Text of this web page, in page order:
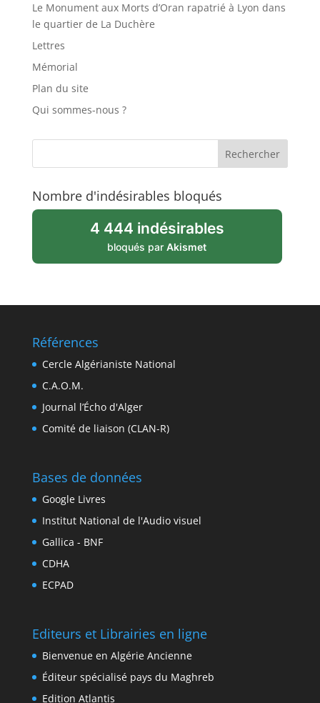
Le Monument aux Morts d’Oran rapatrié à Lyon dans
le quartier de La Duchère
Lettres
Mémorial
Plan du site
Qui sommes-nous ?
Nombre d'indésirables bloqués
4 444 indésirables
bloqués parAkismet
Références
Cercle Algérianiste National
C.A.O.M.
Journal l’Écho d'Alger
Comité de liaison (CLAN-R)
Bases de données
Google Livres
Institut National de l'Audio visuel
Gallica - BNF
CDHA
ECPAD
Editeurs et Librairies en ligne
Bienvenue en Algérie Ancienne
Éditeur spécialisé pays du Maghreb
Edition Atlantis